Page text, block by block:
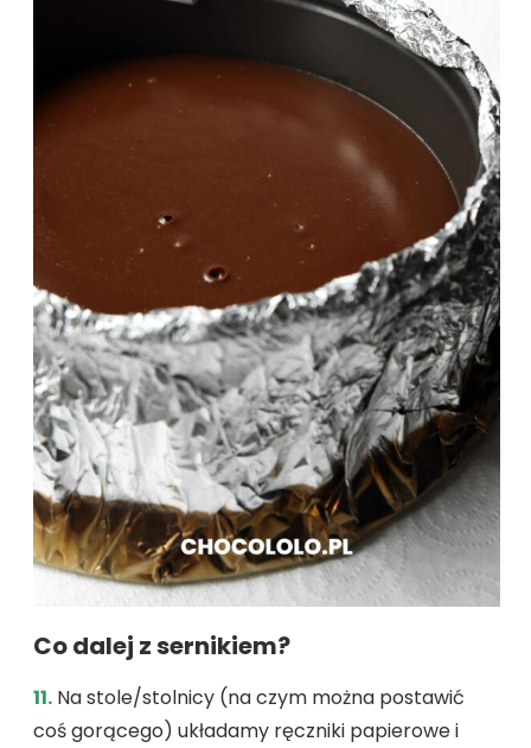
Co dalej z sernikiem?
11. Na stole/stolnicy (na czym można postawić
coś gorącego) układamy ręczniki papierowe i